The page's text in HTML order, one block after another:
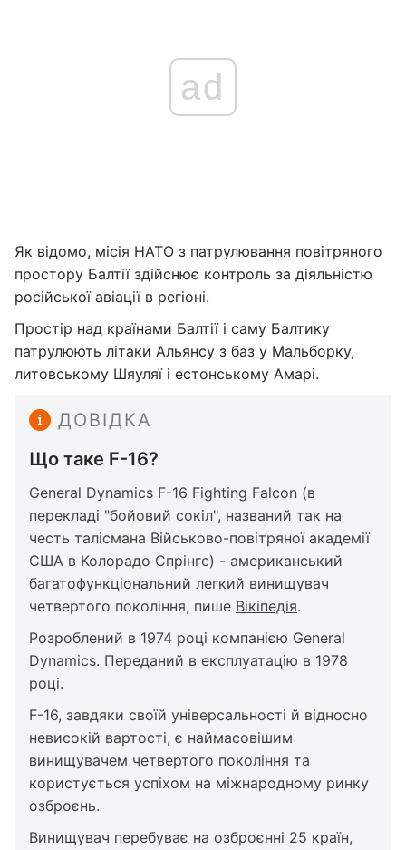
ad
Як відомо, місія НАТО з патрулювання повітряного
простору Балтії здійснює контроль за діяльністю
російської авіації в регіоні.
Простір над країнами Балтії і саму Балтику
патрулюють літаки Альянсу з баз у Мальборку,
литовському Шяуляї і естонському Амарі.
ДОВІДКА
Що таке F-16?
General Dynamics F-16 Fighting Falcon (в
перекладі "бойовий сокіл", названий так на
честь талісмана Військово-повітряної академії
США в Колорадо Спрінгс) - американський
багатофункціональний легкий винищувач
четвертого покоління, пише Вікіпедія.
Розроблений в 1974 році компанією General
Dynamics. Переданий в експлуатацію в 1978
році.
F-16, завдяки своїй універсальності й відносно
невисокій вартості, є наймасовішим
винищувачем четвертого покоління та
користується успіхом на міжнародному ринку
озброєнь.
Винищувач перебуває на озброєнні 25 країн,